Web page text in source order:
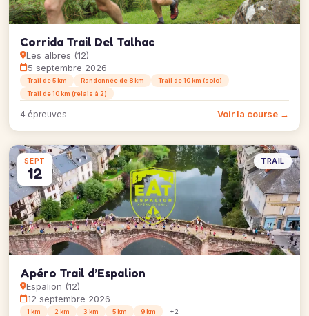
Corrida Trail Del Talhac
Les albres (12)
5 septembre 2026
Trail de 5 km Randonnée de 8 km
Trail de 10 km (solo)
Trail de 10 km (relais à 2)
4 épreuves Voir la course →
SEPT
12
TRAIL
Apéro Trail d’Espalion
Espalion (12)
12 septembre 2026
1 km 2 km 3 km 5 km 9 km +2